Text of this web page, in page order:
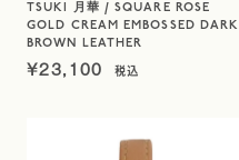
TSUKI 月華 / SQUARE ROSE
GOLD CREAM EMBOSSED DARK
BROWN LEATHER
¥23,100